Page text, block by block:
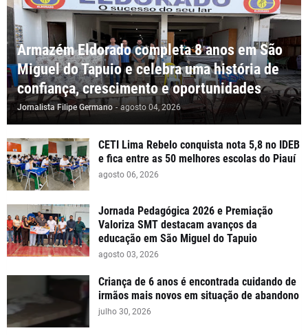
Armazém Eldorado completa 8 anos em São
Miguel do Tapuio e celebra uma história de
confiança, crescimento e oportunidades
Jornalista Filipe Germano - agosto 04, 2026
CETI Lima Rebelo conquista nota 5,8 no IDEB
e fica entre as 50 melhores escolas do Piauí
agosto 06, 2026
Jornada Pedagógica 2026 e Premiação
Valoriza SMT destacam avanços da
educação em São Miguel do Tapuio
agosto 03, 2026
Criança de 6 anos é encontrada cuidando de
irmãos mais novos em situação de abandono
julho 30, 2026